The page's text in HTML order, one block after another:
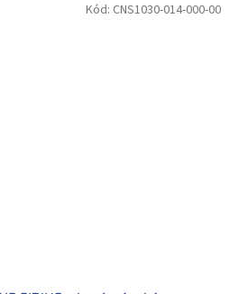
Kód: CNS1030-014-000-00